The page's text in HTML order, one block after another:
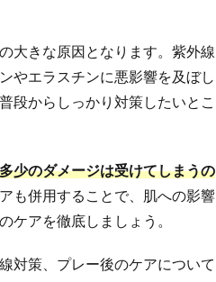
大きな原因となります。紫外線
やエラスチンに悪影響を及ぼし
段からしっかり対策したいとこ
少のダメージは受けてしまうの
も併用することで、肌への影響
ケアを徹底しましょう。
対策、プレー後のケアについて